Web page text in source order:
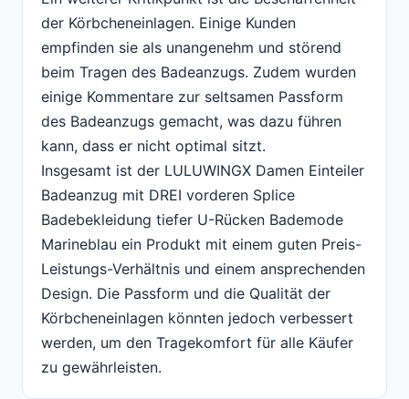
der Körbcheneinlagen. Einige Kunden
empfinden sie als unangenehm und störend
beim Tragen des Badeanzugs. Zudem wurden
einige Kommentare zur seltsamen Passform
des Badeanzugs gemacht, was dazu führen
kann, dass er nicht optimal sitzt.
Insgesamt ist der LULUWINGX Damen Einteiler
Badeanzug mit DREI vorderen Splice
Badebekleidung tiefer U-Rücken Bademode
Marineblau ein Produkt mit einem guten Preis-
Leistungs-Verhältnis und einem ansprechenden
Design. Die Passform und die Qualität der
Körbcheneinlagen könnten jedoch verbessert
werden, um den Tragekomfort für alle Käufer
zu gewährleisten.